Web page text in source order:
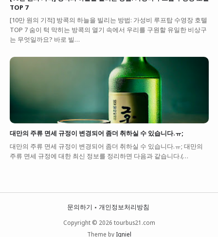
TOP 7
[10만 원의 기적] 방콕의 하늘을 빌리는 방법: 가성비 루프탑 수영장 호텔
TOP 7 숨이 턱 막히는 방콕의 열기 속에서 우리를 구원할 유일한 비상구
는 무엇일까요? 바로 빌…
대만의 주류 면세 규정이 변경되어 좀더 취하실 수 있습니다.ㅠ;
대만의 주류 면세 규정이 변경되어 좀더 취하실 수 있습니다.ㅠ; 대만의
주류 면세 규정에 대한 최신 정보를 정리하면 다음과 같습니다.(…
문의하기 개인정보처리방침
Copyright © 2026 tourbus21.com
Theme by Igniel